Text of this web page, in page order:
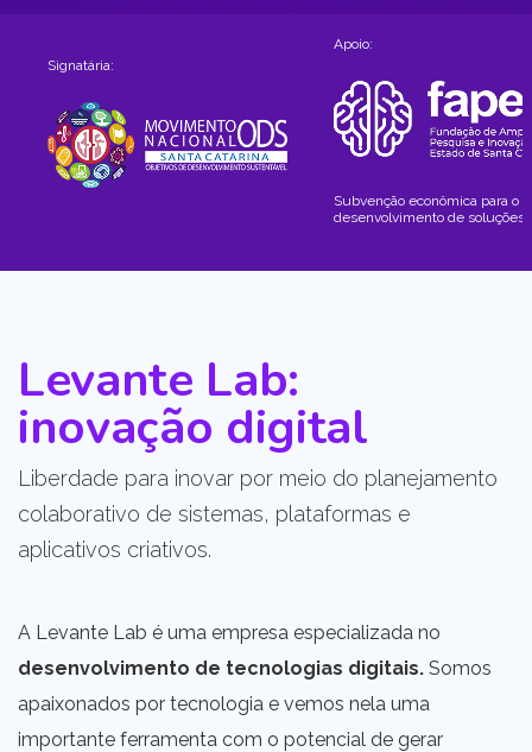
Signatária:
Apoio:
Subvenção econômica para o
desenvolvimento de soluções
Levante Lab:
inovação digital
Liberdade para inovar por meio do planejamento
colaborativo de sistemas, plataformas e
aplicativos criativos.
A Levante Lab é uma empresa especializada no
desenvolvimento de tecnologias digitais. Somos
apaixonados por tecnologia e vemos nela uma
importante ferramenta com o potencial de gerar